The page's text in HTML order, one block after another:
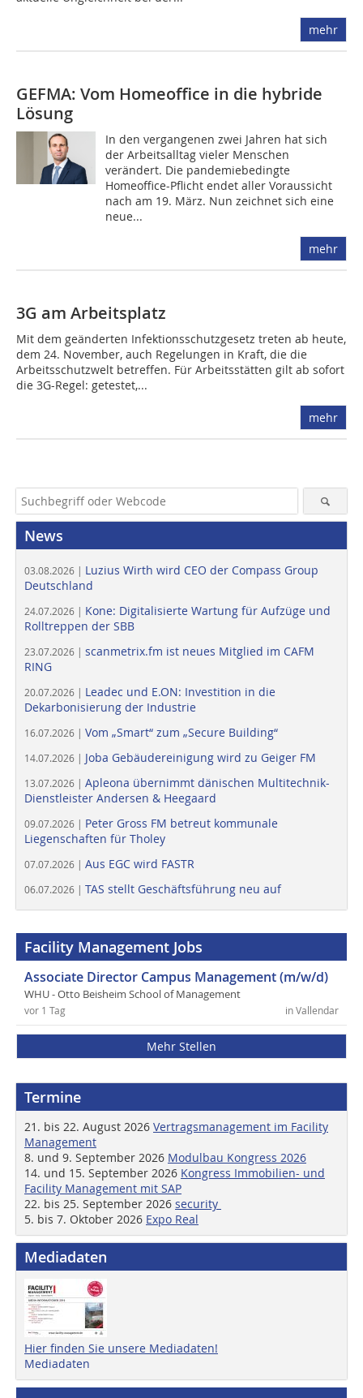
mehr
GEFMA: Vom Homeoffice in die hybride
Lösung
In den vergangenen zwei Jahren hat sich
der Arbeitsalltag vieler Menschen
verändert. Die pandemiebedingte
Homeoffice-Pflicht endet aller Voraussicht
nach am 19. März. Nun zeichnet sich eine
neue...
mehr
3G am Arbeitsplatz
Mit dem geänderten Infektionsschutzgesetz treten ab heute,
dem 24. November, auch Regelungen in Kraft, die die
Arbeitsschutzwelt betreffen. Für Arbeitsstätten gilt ab sofort
die 3G-Regel: getestet,...
mehr
News
03.08.2026 | Luzius Wirth wird CEO der Compass Group
Deutschland
24.07.2026 | Kone: Digitalisierte Wartung für Aufzüge und
Rolltreppen der SBB
23.07.2026 | scanmetrix.fm ist neues Mitglied im CAFM
RING
20.07.2026 | Leadec und E.ON: Investition in die
Dekarbonisierung der Industrie
16.07.2026 | Vom „Smart“ zum „Secure Building“
14.07.2026 | Joba Gebäudereinigung wird zu Geiger FM
13.07.2026 | Apleona übernimmt dänischen Multitechnik-
Dienstleister Andersen & Heegaard
09.07.2026 | Peter Gross FM betreut kommunale
Liegenschaften für Tholey
07.07.2026 | Aus EGC wird FASTR
06.07.2026 | TAS stellt Geschäftsführung neu auf
Facility Management Jobs
Associate Director Campus Management (m/w/d)
WHU - Otto Beisheim School of Management
in Vallendar
vor 1 Tag
Mehr Stellen
Termine
21. bis 22. August 2026 Vertragsmanagement im Facility
Management
8. und 9. September 2026 Modulbau Kongress 2026
14. und 15. September 2026 Kongress Immobilien- und
Facility Management mit SAP
22. bis 25. September 2026 security
5. bis 7. Oktober 2026 Expo Real
Mediadaten
Hier finden Sie unsere Mediadaten!
Mediadaten